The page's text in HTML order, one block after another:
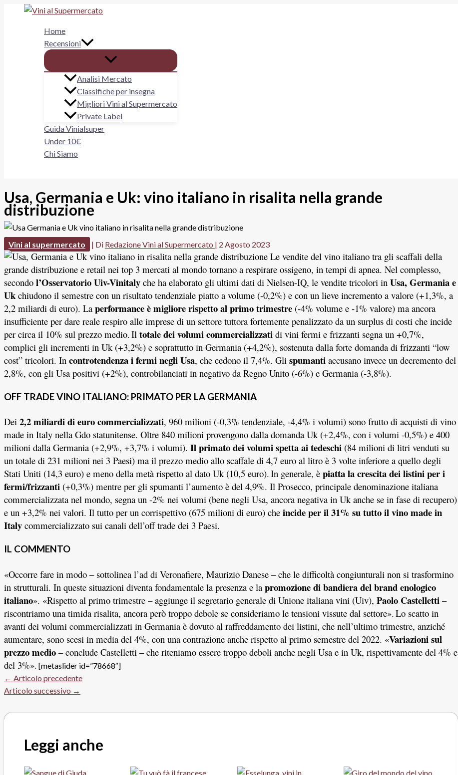
Home
Recensioni
Analisi Mercato
Classifiche per insegna
Migliori Vini al Supermercato
Private Label
Guida Vinialsuper
Under 10€
Chi Siamo
Usa, Germania e Uk: vino italiano in risalita nella grande
distribuzione
Vini al supermercato | Di Redazione Vini al Supermercato | 2 Agosto 2023
Le vendite del vino italiano tra gli scaffali della
grande distribuzione e retail nei top 3 mercati al mondo tornano a respirare ossigeno, in tempi di apnea. Nel complesso,
secondo l’Osservatorio Uiv-Vinitaly che ha elaborato gli ultimi dati di Nielsen-IQ, le vendite tricolori in Usa, Germania e
Uk chiudono il semestre con un risultato tendenziale piatto a volume (-0,2%) e con un lieve incremento a valore (+1,3%, a
2,2 miliardi di euro). La performance è migliore rispetto al primo trimestre (-4% volume e -1% valore) ma ancora
insufficiente per dare reale respiro alle imprese di un settore tuttora fortemente penalizzato da un surplus di costi che incide
per circa il 10% sul prezzo medio.Il totale dei volumi commercializzati di vini fermi e frizzanti segna un +0,7%,
complici gli incrementi in Uk (+3,2%) e soprattutto in Germania (+4,2%), sostenuta dalla forte domanda di frizzanti “low
cost” tricolori. In controtendenza i fermi negli Usa, che cedono il 7,4%. Gli spumanti accusano invece un decremento del
2,8%, con gli Usa positivi (+2%), controbilanciati in negativo da Regno Unito (-6%) e Germania (-3,8%).
OFF TRADE VINO ITALIANO: PRIMATO PER LA GERMANIA
Dei 2,2 miliardi di euro commercializzati, 960 milioni (-0,3% tendenziale, -4,4% i volumi) sono frutto di acquisti di vino
made in Italy nella Gdo statunitense. Oltre 840 milioni provengono dalla domanda Uk (+2,4%, con i volumi -0,5%) e 400
milioni dalla Germania (+2,9%, +3,7% i volumi). Il primato dei volumi spetta ai tedeschi (84 milioni di litri venduti su
un totale di 231 milioni nei 3 Paesi) ma il prezzo medio allo scaffale di 4,7 euro al litro è 3 volte inferiore a quello degli
Stati Uniti (14,3 euro) e meno della metà rispetto al dato Uk (10,5 euro).In generale, è piatta la crescita dei listini per i
fermi/frizzanti (+0,3%) mentre per gli spumanti l’aumento è del 4,9%. Il Prosecco, principale denominazione italiana
commercializzata nel mondo, segna un -2% nei volumi (bene negli Usa, ancora negativa in Uk anche se in fase di recupero)
e un +3,2% nei valori. Il tutto per un corrispettivo (675 milioni di euro) che incide per il 31% su tutto il vino made in
Italy commercializzato sui canali dell’off trade dei 3 Paesi.
IL COMMENTO
«Occorre fare in modo – sottolinea l’ad di Veronafiere, Maurizio Danese – che le difficoltà congiunturali non si trasformino
in strutturali. In queste situazioni diventa fondamentale la presenza e la promozione di bandiera del brand enologico
italiano». «Rispetto al primo trimestre – aggiunge il segretario generale di Unione italiana vini (Uiv), Paolo Castelletti –
riscontriamo una timida risalita, ancora però troppo debole se consideriamo le tensioni vissute dal settore».Lo scatto in
avanti dei volumi commercializzati in Germania è dovuto al raffreddamento dei listini, che nell’ultimo trimestre, anziché
aumentare, sono scesi in media del 4%, con una contrazione anche rispetto al primo semestre del 2022. «Variazioni sul
prezzo medio – conclude Castelletti – che riteniamo essere troppo deboli anche negli Usa e in Uk, rispettivamente del 4% e
del 3%». [metaslider id=”78668″]
← Articolo precedente
Articolo successivo →
Leggi anche